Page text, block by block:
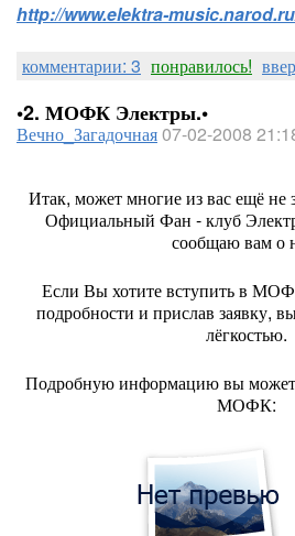
http://www.elektra-
комментарии: 3 понравилось!
•2. МОФК Электры.•
Вечно_Загадочная07-02-2008
Итак, может многие из вас ещё
Официальный Фан - клуб
сообщаю вам о
Если Вы хотите вступить в
подробности и прислав заявку,
лёгкостью.
Подробную информацию вы
МОФК: